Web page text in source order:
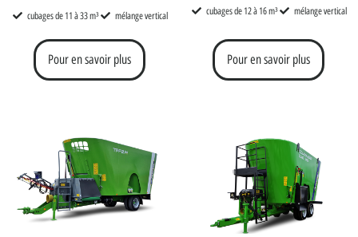
cubages de 11 à 33 m³ mélange vertical
Pour en savoir plus
cubages de 12 à 16 m³ mélange vertical
Pour en savoir plus